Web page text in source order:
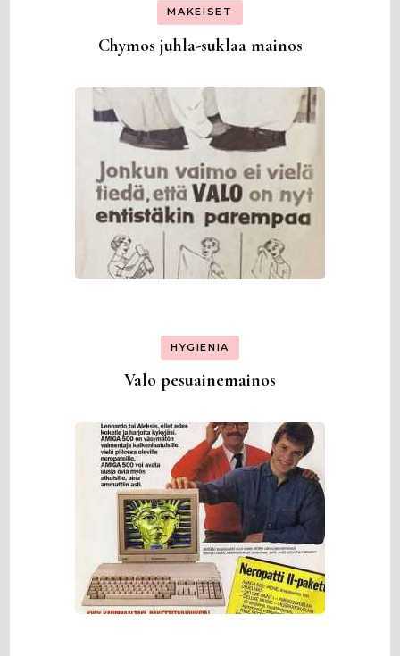
MAKEISET
Chymos juhla-suklaa mainos
HYGIENIA
Valo pesuainemainos